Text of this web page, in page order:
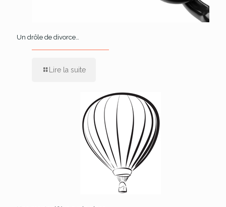
Un drôle de divorce…
Lire la suite